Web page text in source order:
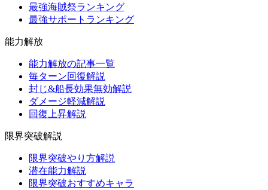
最強海賊祭ランキング
最強サポートランキング
能力解放
能力解放の記事一覧
毎ターン回復解説
封じ&船長効果無効解説
ダメージ軽減解説
回復上昇解説
限界突破解説
限界突破やり方解説
潜在能力解説
限界突破おすすめキャラ